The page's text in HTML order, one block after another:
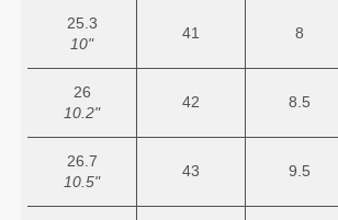
25.3
10"
41 8
26
10.2"
42 8.5
26.7
10.5"
43 9.5